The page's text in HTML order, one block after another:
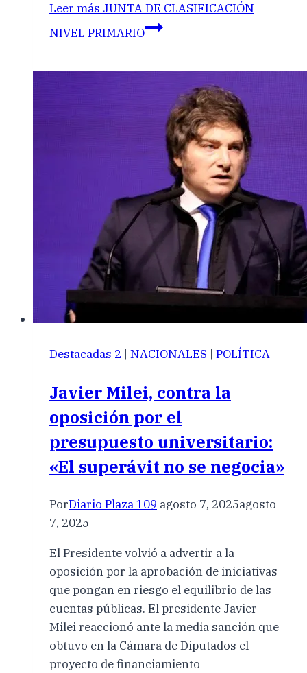
Leer más JUNTA DE CLASIFICACIÓN
NIVEL PRIMARIO
Destacadas 2 | NACIONALES | POLÍTICA
Javier Milei, contra la
oposición por el
presupuesto universitario:
«El superávit no se negocia»
PorDiario Plaza 109 agosto 7, 2025agosto
7, 2025
El Presidente volvió a advertir a la
oposición por la aprobación de iniciativas
que pongan en riesgo el equilibrio de las
cuentas públicas. El presidente Javier
Milei reaccionó ante la media sanción que
obtuvo en la Cámara de Diputados el
proyecto de financiamiento